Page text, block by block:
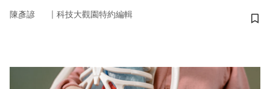
陳彥諺 ｜ 科技大觀園特約編輯
儲